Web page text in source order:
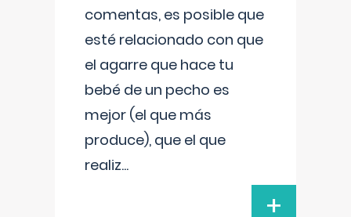
comentas, es posible que
esté relacionado con que
el agarre que hace tu
bebé de un pecho es
mejor (el que más
produce), que el que
realiz...
+